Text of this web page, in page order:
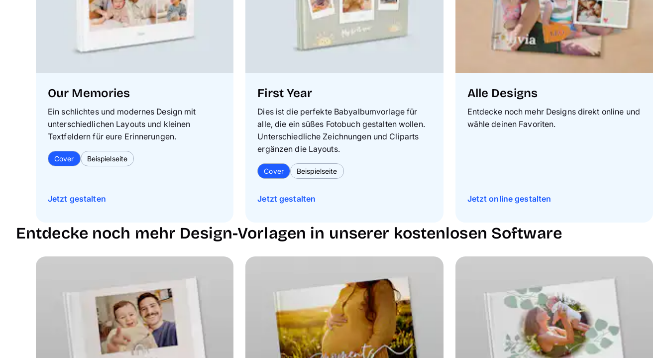
Our Memories
Ein schlichtes und modernes Design mit
unterschiedlichen Layouts und kleinen
Textfeldern für eure Erinnerungen.
Cover Beispielseite
Jetzt gestalten
First Year
Dies ist die perfekte Babyalbumvorlage für
alle, die ein süßes Fotobuch gestalten wollen.
Unterschiedliche Zeichnungen und Cliparts
ergänzen die Layouts.
Cover Beispielseite
Jetzt gestalten
Alle Designs
Entdecke noch mehr Designs direkt online und
wähle deinen Favoriten.
Jetzt online gestalten
Entdecke noch mehr Design-Vorlagen in unserer kostenlosen Software